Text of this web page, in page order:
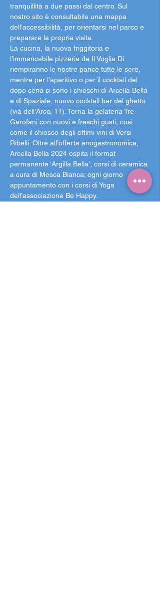
tranquillità a due passi dal centro. Sul
nostro sito è consultabile una mappa
dell’accessibilità, per orientarsi nel parco e
preparare la propria visita.
La cucina, la nuova friggitoria e
l’immancabile pizzeria de Il Voglia Di
riempiranno le nostre pance tutte le sere,
mentre per l’aperitivo o per il cocktail del
dopo cena ci sono i chioschi di Arcella Bella
e di Spaziale, nuovo cocktail bar del ghetto
(via dell’Arco, 11). Torna la gelateria Tre
Garofani con nuovi e freschi gusti, così
come il chiosco degli ottimi vini di Versi
Ribelli. Oltre all’offerta enogastronomica,
Arcella Bella 2024 ospita il format
permanente ‘Argilla Bella’, corsi di ceramica
a cura di Mosca Bianca; ogni giorno
appuntamento con i corsi di Yoga
dell’associazione Be Happy.